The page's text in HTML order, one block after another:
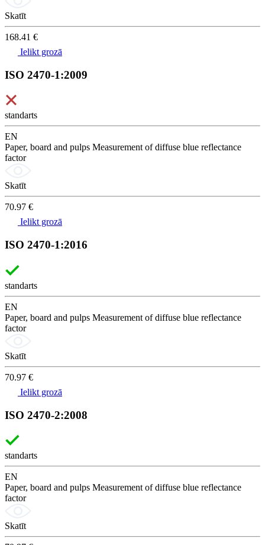
Skatīt
168.41 €
Ielikt grozā
ISO 2470-1:2009
standarts
EN
Paper, board and pulps Measurement of diffuse blue reflectance
factor
Skatīt
70.97 €
Ielikt grozā
ISO 2470-1:2016
standarts
EN
Paper, board and pulps Measurement of diffuse blue reflectance
factor
Skatīt
70.97 €
Ielikt grozā
ISO 2470-2:2008
standarts
EN
Paper, board and pulps Measurement of diffuse blue reflectance
factor
Skatīt